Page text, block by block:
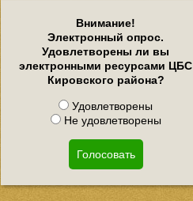
Внимание!
Электронный опрос.
Удовлетворены ли вы
электронными ресурсами ЦБС
Кировского района?
Удовлетворены
Не удовлетворены
Голосовать